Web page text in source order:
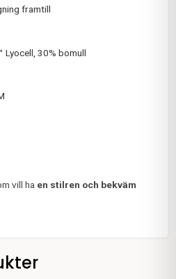
framtill
Lyocell, 30% bomull
vill ha en stilren och bekväm